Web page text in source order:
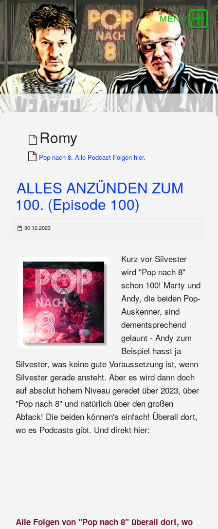
Romy
Pop nach 8. Alle Podcast-Folgen hier.
ALLES ANZÜNDEN ZUM
100. (Episode 100)
30.12.2023
Kurz vor Silvester
wird "Pop nach 8"
schon 100! Marty und
Andy, die beiden Pop-
Auskenner, sind
dementsprechend
gelaunt - Andy zum
Beispiel hasst ja
Silvester, was keine gute Voraussetzung ist, wenn
Silvester gerade ansteht. Aber es wird dann doch
auf absolut hohem Niveau geredet über 2023, über
"Pop nach 8" und natürlich über den großen
Abfack! Die beiden können's einfach! Überall dort,
wo es Podcasts gibt. Und direkt hier:
Alle Folgen von "Pop nach 8" überall dort, wo